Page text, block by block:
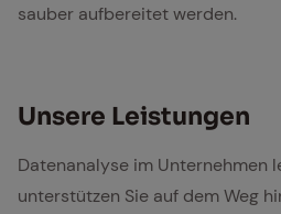
sauber aufbereitet werden.
Un­se­re Leis­tun­gen
Datenanalyse im Unternehmen
unterstützen Sie auf dem Weg